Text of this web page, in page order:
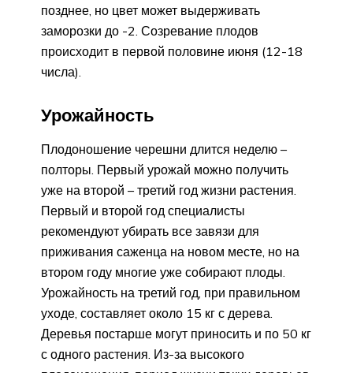
позднее, но цвет может выдерживать
заморозки до -2. Созревание плодов
происходит в первой половине июня (12-18
числа).
Урожайность
Плодоношение черешни длится неделю –
полторы. Первый урожай можно получить
уже на второй – третий год жизни растения.
Первый и второй год специалисты
рекомендуют убирать все завязи для
приживания саженца на новом месте, но на
втором году многие уже собирают плоды.
Урожайность на третий год, при правильном
уходе, составляет около 15 кг с дерева.
Деревья постарше могут приносить и по 50 кг
с одного растения. Из-за высокого